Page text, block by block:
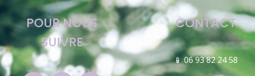
POUR NOUS
SUIVRE
CONTACT
📱 06 93 82 24 58